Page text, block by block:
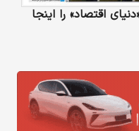
اقتصاد» را اینجا